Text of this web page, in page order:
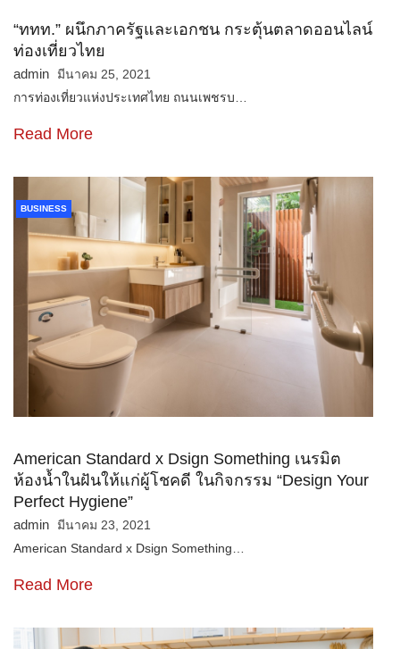
“ททท.” ผนึกภาครัฐและเอกชน กระตุ้นตลาดออนไลน์
ท่องเที่ยวไทย
admin
มีนาคม 25, 2021
การท่องเที่ยวแห่งประเทศไทย ถนนเพชรบ…
Read More
BUSINESS
American Standard x Dsign Something เนรมิต
ห้องน้ำในฝันให้แก่ผู้โชคดี ในกิจกรรม “Design Your
Perfect Hygiene”
admin
มีนาคม 23, 2021
American Standard x Dsign Something…
Read More